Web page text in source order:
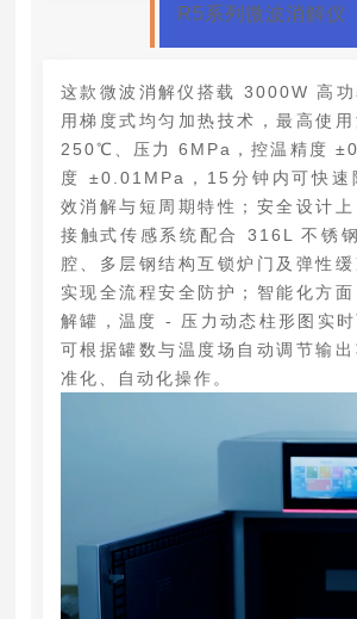
R5系列微波消解仪
这款微波消解仪搭载 3000W 高
用梯度式均匀加热技术，最高使用
250℃、压力 6MPa，控温精度
度 ±0.01MPa，15分钟内可快速
效消解与短周期特性；安全设计
接触式传感系统配合 316L 不锈
腔、多层钢结构互锁炉门及弹性缓
实现全流程安全防护；智能化方
解罐，温度 - 压力动态柱形图实时
可根据罐数与温度场自动调节输
准化、自动化操作。